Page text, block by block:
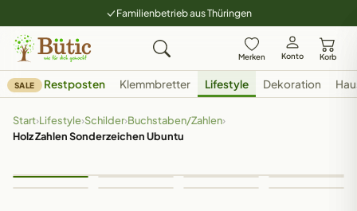
Familienbetrieb aus Thüringen
Merken Konto Korb
SALE Restposten Klemmbretter Lifestyle Dekoration
Start›Lifestyle›Schilder›Buchstaben/Zahlen›
Holz Zahlen Sonderzeichen Ubuntu